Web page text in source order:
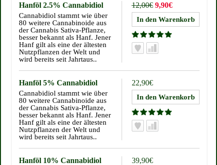
12,00€ 9,90€
Hanföl 2.5% Cannabidiol
Cannabidiol stammt wie über
80 weitere Cannabinoide aus
der Cannabis Sativa-Pflanze,
besser bekannt als Hanf. Jener
Hanf gilt als eine der ältesten
Nutzpflanzen der Welt und
wird bereits seit Jahrtaus..
22,90€
Hanföl 5% Cannabidiol
Cannabidiol stammt wie über
80 weitere Cannabinoide aus
der Cannabis Sativa-Pflanze,
besser bekannt als Hanf. Jener
Hanf gilt als eine der ältesten
Nutzpflanzen der Welt und
wird bereits seit Jahrtaus..
39,90€
Hanföl 10% Cannabidiol